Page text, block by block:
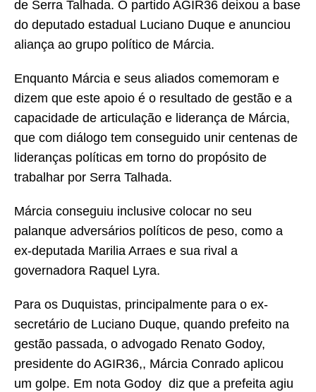
de Serra Talhada. O partido AGIR36 deixou a base
do deputado estadual Luciano Duque e anunciou
aliança ao grupo político de Márcia.
Enquanto Márcia e seus aliados comemoram e
dizem que este apoio é o resultado de gestão e a
capacidade de articulação e liderança de Márcia,
que com diálogo tem conseguido unir centenas de
lideranças políticas em torno do propósito de
trabalhar por Serra Talhada.
Márcia conseguiu inclusive colocar no seu
palanque adversários políticos de peso, como a
ex-deputada Marilia Arraes e sua rival a
governadora Raquel Lyra.
Para os Duquistas, principalmente para o ex-
secretário de Luciano Duque, quando prefeito na
gestão passada, o advogado Renato Godoy,
presidente do AGIR36,, Márcia Conrado aplicou
um golpe. Em nota Godoy diz que a prefeita agiu